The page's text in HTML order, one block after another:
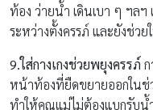
ท้อง ว่ายน้ำ เดินเบา ๆ ฯล
ระหว่างตั้งครรภ์ และยังช่ว
9.ใส่กางเกงช่วยพยุงครรภ์
หน้าท้องที่ยืดขยายออกในช่
ทำให้คุณแม่ไม่ต้องแบกรับน้